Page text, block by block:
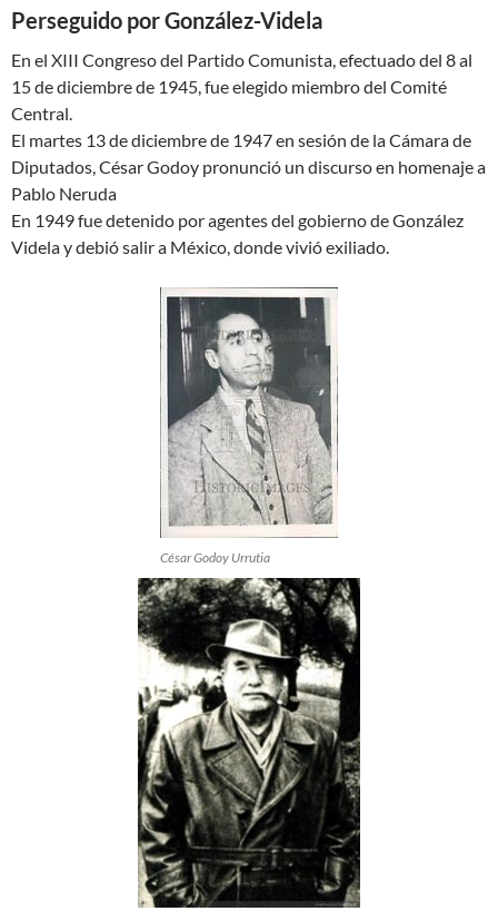
Perseguido por González-Videla
En el XIII Congreso del Partido Comunista, efectuado del 8 al
15 de diciembre de 1945, fue elegido miembro del Comité
Central.
El martes 13 de diciembre de 1947 en sesión de la Cámara de
Diputados, César Godoy pronunció un discurso en homenaje a
Pablo Neruda
En 1949 fue detenido por agentes del gobierno de González
Videla y debió salir a México, donde vivió exiliado.
César Godoy Urrutia